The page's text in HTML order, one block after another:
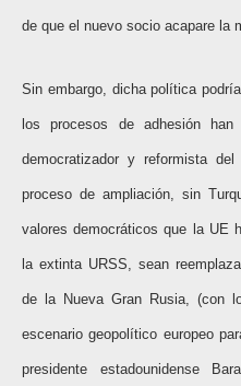
de que el nuevo socio acapare la
Sin embargo, dicha política
los procesos de adhesión
democratizador y reformista
proceso de ampliación, sin
valores democráticos que la UE
la extinta URSS, sean
de la Nueva Gran Rusia, (con
escenario geopolítico europeo
presidente estadounidense